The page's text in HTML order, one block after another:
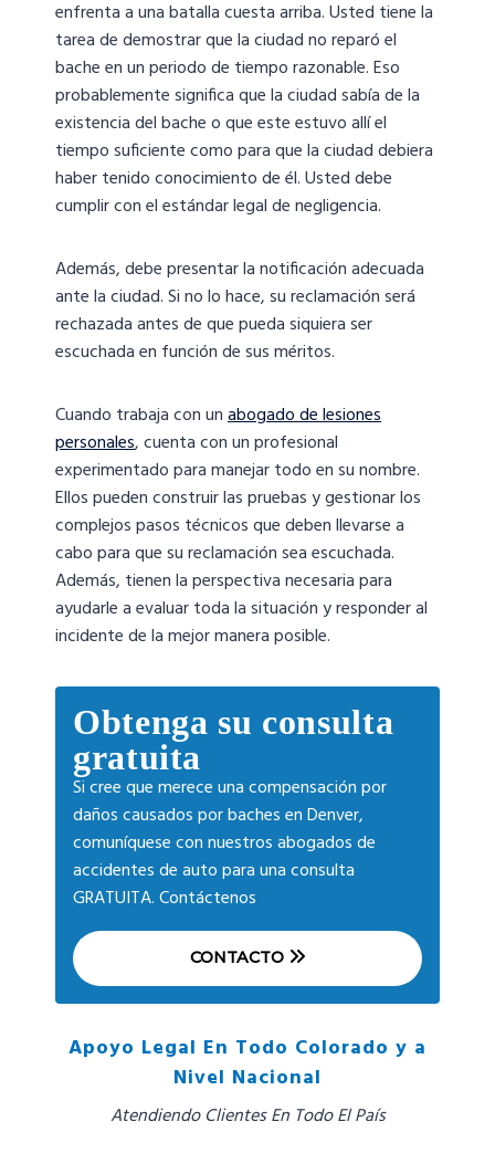
enfrenta a una batalla cuesta arriba. Usted tiene la
tarea de demostrar que la ciudad no reparó el
bache en un periodo de tiempo razonable. Eso
probablemente significa que la ciudad sabía de la
existencia del bache o que este estuvo allí el
tiempo suficiente como para que la ciudad debiera
haber tenido conocimiento de él. Usted debe
cumplir con el estándar legal de negligencia.
Además, debe presentar la notificación adecuada
ante la ciudad. Si no lo hace, su reclamación será
rechazada antes de que pueda siquiera ser
escuchada en función de sus méritos.
Cuando trabaja con unabogado de lesiones
personales, cuenta con un profesional
experimentado para manejar todo en su nombre.
Ellos pueden construir las pruebas y gestionar los
complejos pasos técnicos que deben llevarse a
cabo para que su reclamación sea escuchada.
Además, tienen la perspectiva necesaria para
ayudarle a evaluar toda la situación y responder al
incidente de la mejor manera posible.
Obtenga su consulta
gratuita
Si cree que merece una compensación por
daños causados por baches en Denver,
comuníquese con nuestros abogados de
accidentes de auto para una consulta
GRATUITA. Contáctenos
CONTACTO
Apoyo Legal En Todo Colorado y a
Nivel Nacional
Atendiendo Clientes En Todo El País